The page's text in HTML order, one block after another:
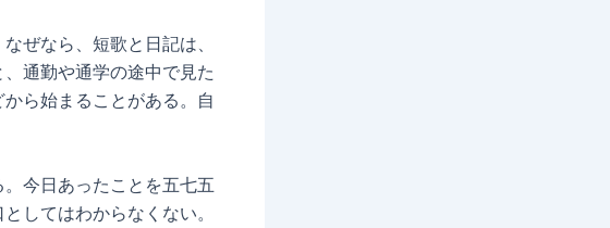
ぜなら、短歌と日記は、
通勤や通学の途中で見た
ら始まることがある。自
今日あったことを五七五
してはわからなくない。